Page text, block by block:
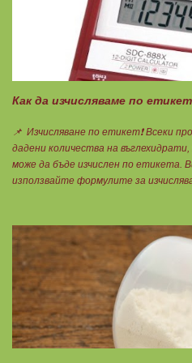
Как да изчисляваме по
📌 Изчисляване по етикет❗ Всеки
дадени количества на
може да бъде изчислен по етикета.
използвайте формулите за
въглехидрати в 100 г =
Мазнини: 150 : количеството
1 блок.